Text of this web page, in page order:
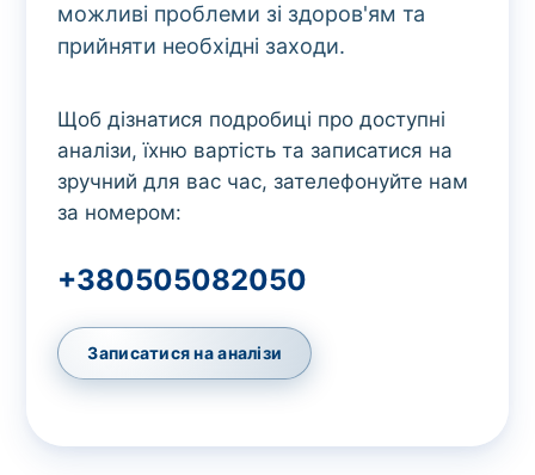
можливі проблеми зі здоров'ям та
прийняти необхідні заходи.
Щоб дізнатися подробиці про доступні
аналізи, їхню вартість та записатися на
зручний для вас час, зателефонуйте нам
за номером:
+380505082050
Записатися на аналізи